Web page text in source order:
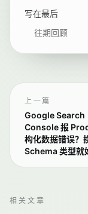
写在最后
往期回顾
上一篇
Google Search
Console 报
构化数据错误？
Schema 类型就
相关文章